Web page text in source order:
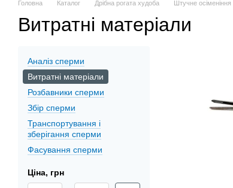
Головна Каталог Дрібна рогата худоба Штучне осіменіння
Витратні матеріали
Аналіз сперми
Витратні матеріали
Розбавники сперми
Збір сперми
Транспортування і
зберігання сперми
Фасування сперми
Ціна, грн